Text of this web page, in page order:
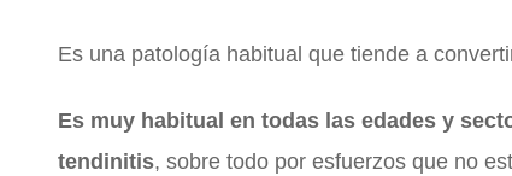
Es una patología habitual que tiende a
Es muy habitual en todas las edades y
tendinitis, sobre todo por esfuerzos que no